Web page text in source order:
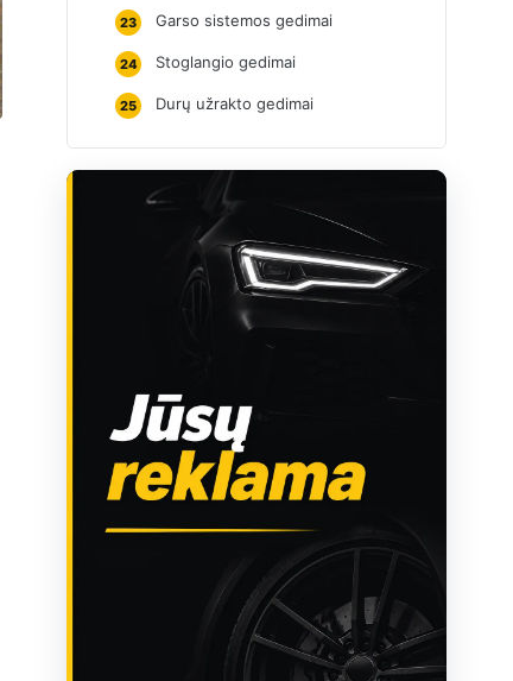
23 Garso sistemos gedimai
24 Stoglangio gedimai
25 Durų užrakto gedimai